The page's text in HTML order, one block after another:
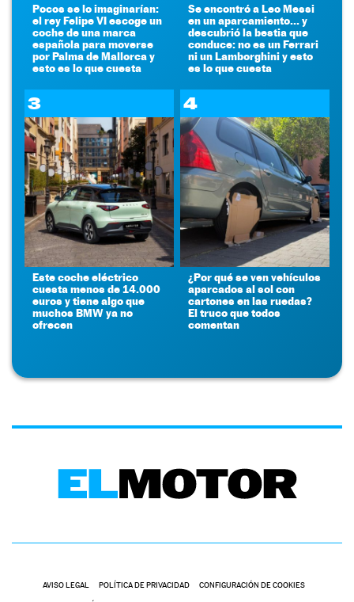
Pocos se lo imaginarían:
el rey Felipe VI escoge un
coche de una marca
española para moverse
por Palma de Mallorca y
esto es lo que cuesta
Se encontró a Leo Messi
en un aparcamiento... y
descubrió la bestia que
conduce: no es un Ferrari
ni un Lamborghini y esto
es lo que cuesta
3
Este coche eléctrico
cuesta menos de 14.000
euros y tiene algo que
muchos BMW ya no
ofrecen
4
¿Por qué se ven vehículos
aparcados al sol con
cartones en las ruedas?
El truco que todos
comentan
AVISO LEGAL POLÍTICA DE PRIVACIDAD CONFIGURACIÓN DE COOKIES